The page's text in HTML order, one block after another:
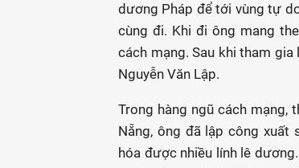
dương Pháp để tới vùng tự
cùng đi. Khi đi ông mang
cách mạng. Sau khi tham
Nguyễn Văn Lập.
Trong hàng ngũ cách mạng,
Nẵng, ông đã lập công xuất
hóa được nhiều lính lê